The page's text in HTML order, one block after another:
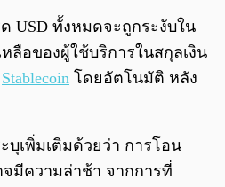
ด USD ทั้งหมดจะถูกระงับใน
ลือของผู้ใช้บริการในสกุลเงิน
Stablecoin โดยอัตโนมัติ หลัง
บุเพิ่มเติมด้วยว่า การโอน
จมีความล่าช้า จากการที่